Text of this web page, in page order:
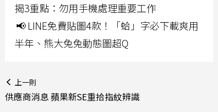
揭3重點：勿用手機處理重要工作
📢 LINE免費貼圖4款！「蛤」字必下載爽用
半年、熊大兔兔動態圖超Q
上一則
供應商消息 蘋果新SE重拾指紋辨識